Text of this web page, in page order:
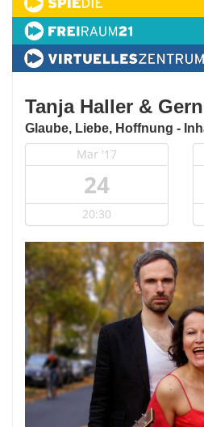
Tanja Haller &
Glaube, Liebe, Hoffnung -
Mar '17
24
20:30